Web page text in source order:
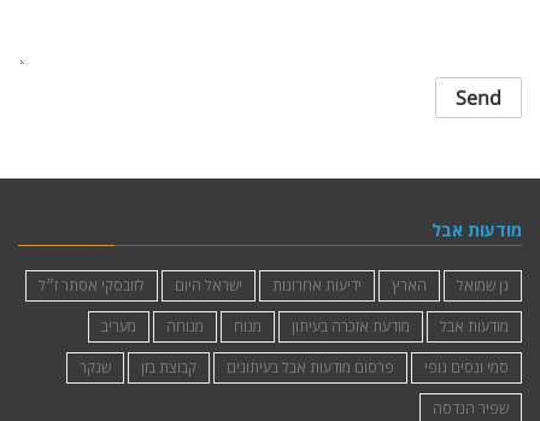
מודעות אבל
גן שמואל הארץ ידיעות אחרונות
ישראל היום
לזובסקי אסתר ז״ל
מודעות אבל מודעת אזכרה בעיתון
מנוח
מנוחה
מעריב סמי ונסים נופי
פרסום מודעות אבל בעיתונים
קבוצת בזן